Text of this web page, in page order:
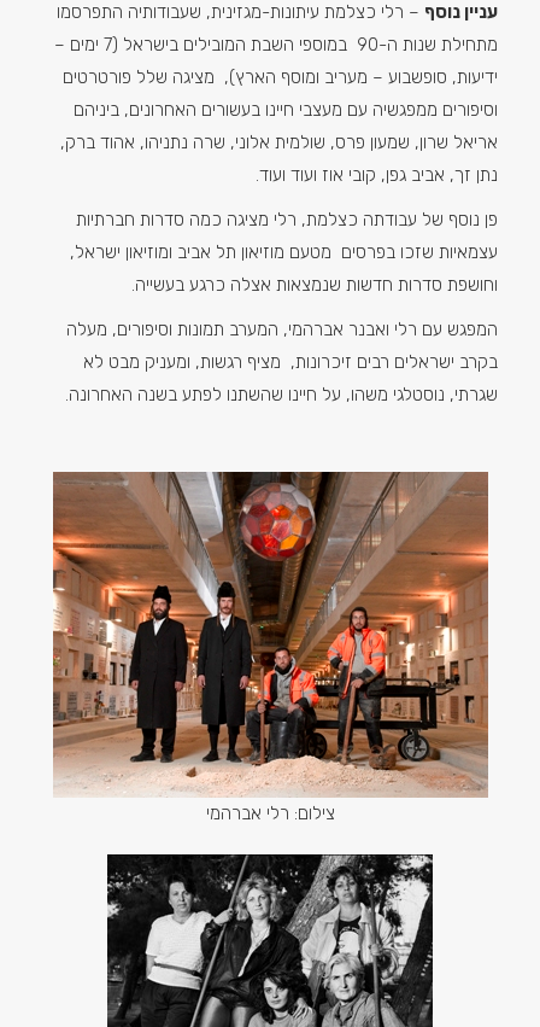
עניין נוסף – רלי כצלמת עיתונות-מגזינית, שעבודותיה התפרסמו
מתחילת שנות ה-90 במוספי השבת המובילים בישראל (7 ימים –
ידיעות, סופשבוע – מעריב ומוסף הארץ), מציגה שלל פורטרטים
וסיפורים ממפגשיה עם מעצבי חיינו בעשורים האחרונים, ביניהם
אריאל שרון, שמעון פרס, שולמית אלוני, שרה נתניהו, אהוד ברק,
נתן זך, אביב גפן, קובי אוז ועוד ועוד.
פן נוסף של עבודתה כצלמת, רלי מציגה כמה סדרות חברתיות
עצמאיות שזכו בפרסים מטעם מוזיאון תל אביב ומוזיאון ישראל,
וחושפת סדרות חדשות שנמצאות אצלה כרגע בעשייה.
המפגש עם רלי ואבנר אברהמי, המערב תמונות וסיפורים, מעלה
בקרב ישראלים רבים זיכרונות, מציף רגשות, ומעניק מבט לא
שגרתי, נוסטלגי משהו, על חיינו שהשתנו לפתע בשנה האחרונה.
צילום: רלי אברהמי